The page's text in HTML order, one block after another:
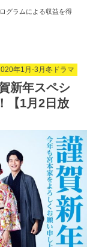
グラムによる収益を得
年1月-3月冬ドラマ
新年スペシ
【1月2日放